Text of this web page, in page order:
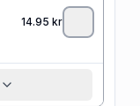
14.95 kr